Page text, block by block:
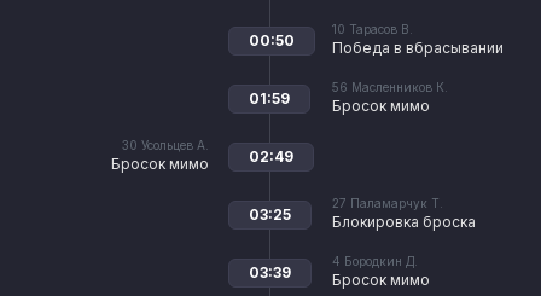
10 Тарасов В.
Победа в вбрасывании
00:50
56 Масленников К.
Бросок мимо
01:59
30 Усольцев А.
Бросок мимо 02:49
27 Паламарчук Т.
Блокировка броска
03:25
4 Бородкин Д.
Бросок мимо
03:39